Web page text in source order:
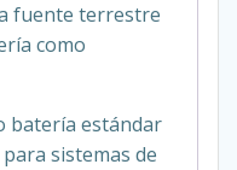
fuente terrestre
como
batería estándar
sistemas de